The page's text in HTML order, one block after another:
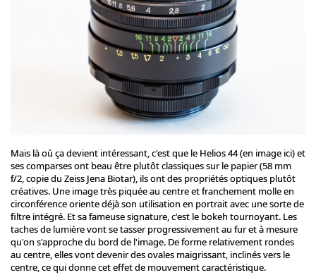
Mais là où ça devient intéressant, c'est que le Helios 44 (en image ici) et
ses comparses ont beau être plutôt classiques sur le papier (58 mm
f/2, copie du Zeiss Jena Biotar), ils ont des propriétés optiques plutôt
créatives. Une image très piquée au centre et franchement molle en
circonférence oriente déjà son utilisation en portrait avec une sorte de
filtre intégré. Et sa fameuse signature, c'est le bokeh tournoyant. Les
taches de lumière vont se tasser progressivement au fur et à mesure
qu'on s'approche du bord de l'image. De forme relativement rondes
au centre, elles vont devenir des ovales maigrissant, inclinés vers le
centre, ce qui donne cet effet de mouvement caractéristique.